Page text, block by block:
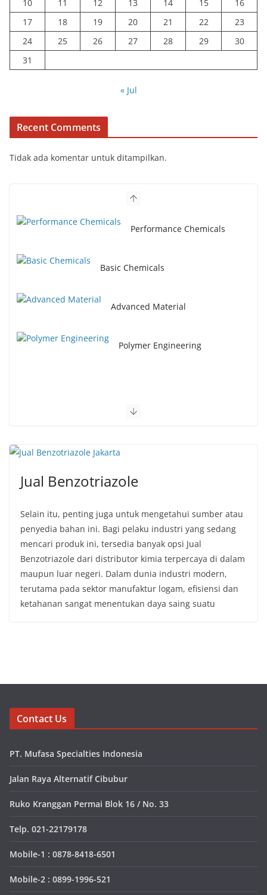
10 11 12 13 14 15
16
17
18 19 20 21 22
23
24
25 26 27 28 29
30
31
« Jul
Recent Comments
Tidak ada komentar untuk ditampilkan.
Performance Chemicals
Basic Chemicals
Advanced Material
Polymer Engineering
Jual Benzotriazole
Selain itu, penting juga untuk mengetahui sumber atau
penyedia bahan ini. Bagi pelaku industri yang sedang
mencari produk ini, tersedia banyak opsi Jual
Benzotriazole dari distributor kimia terpercaya di dalam
maupun luar negeri. Dalam dunia industri modern,
terutama pada sektor manufaktur logam, efisiensi dan
ketahanan sangat menentukan daya saing suatu
Contact Us
PT. Mufasa Specialties Indonesia
Jalan Raya Alternatif Cibubur
Ruko Kranggan Permai Blok 16 / No. 33
Telp. 021-22179178
Mobile-1 : 0878-8418-6501
Mobile-2 : 0899-1996-521